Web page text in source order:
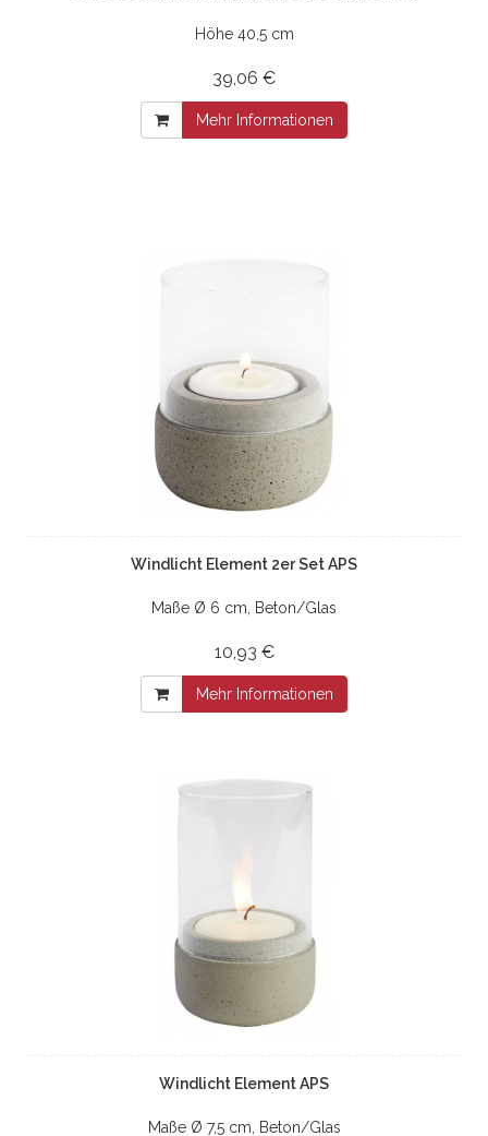
Höhe 40,5 cm
39,06 €
Mehr Informationen
Windlicht Element 2er Set APS
Maße Ø 6 cm, Beton/Glas
10,93 €
Mehr Informationen
Windlicht Element APS
Maße Ø 7,5 cm, Beton/Glas